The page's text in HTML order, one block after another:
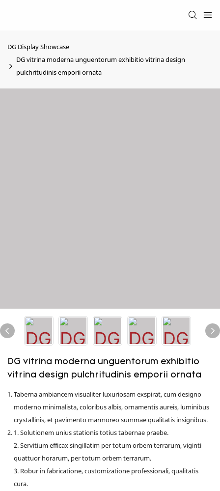
DG Display Showcase
DG vitrina moderna unguentorum exhibitio vitrina design
pulchritudinis emporii ornata
DG vitrina moderna unguentorum exhibitio
vitrina design pulchritudinis emporii ornata
Taberna ambiancem visualiter luxuriosam exspirat, cum designo
moderno minimalista, coloribus albis, ornamentis aureis, luminibus
crystallinis, et pavimento marmoreo summae qualitatis insignibus.
1. Solutionem unius stationis totius tabernae praebe.
2. Servitium efficax singillatim per totum orbem terrarum, viginti
quattuor horarum, per totum orbem terrarum.
3. Robur in fabricatione, customizatione professionali, qualitatis
cura.